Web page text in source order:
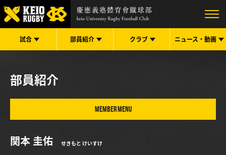
試合 部員紹介 クラブ ニュース・ 動画
部員紹介
MEMBER MENU
関本 圭佑 せきもと けいすけ